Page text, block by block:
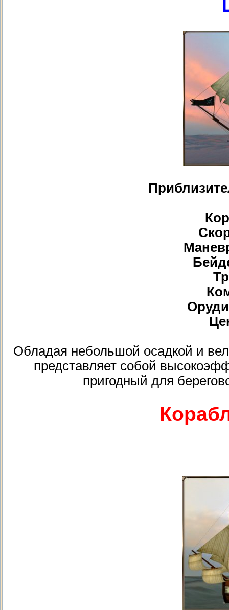
Обладая небольшой осадкой и
представляет собой
пригодный для